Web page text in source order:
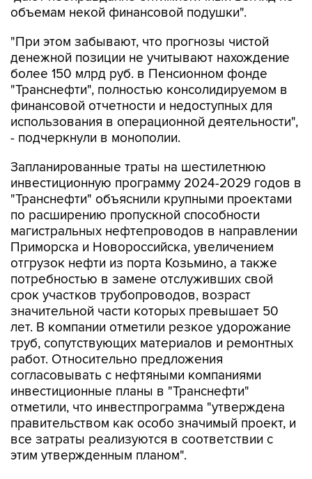
"При этом забывают, что прогнозы чистой
более 150 млрд руб. в Пенсионном фонде
"Транснефти", полностью консолидируемом в
финансовой отчетности и недоступных для
использования в операционной деятельности",
- подчеркнули в монополии.
Запланированные траты на шестилетнюю
"Транснефти" объяснили крупными проектами
по расширению пропускной способности
магистральных нефтепроводов в направлении
Приморска и Новороссийска, увеличением
отгрузок нефти из порта Козьмино, а также
потребностью в замене отслуживших свой
срок участков трубопроводов, возраст
значительной части которых превышает 50
лет. В компании отметили резкое удорожание
труб, сопутствующих материалов и ремонтных
работ. Относительно предложения
согласовывать с нефтяными компаниями
инвестиционные планы в "Транснефти"
отметили, что инвестпрограмма "утверждена
правительством как особо значимый проект, и
все затраты реализуются в соответствии с
этим утвержденным планом".
"Расширение мощностей поставок по